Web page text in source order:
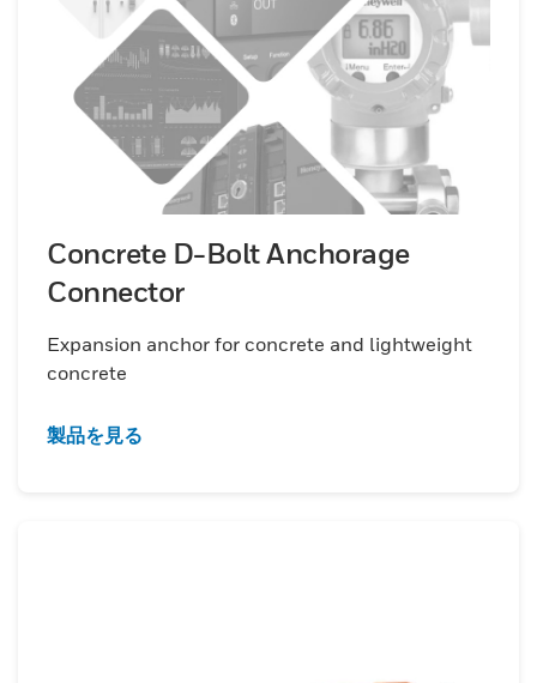
Concrete D-Bolt Anchorage
Connector
Expansion anchor for concrete and lightweight
concrete
製品を見る